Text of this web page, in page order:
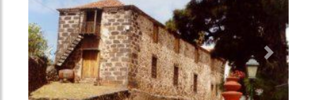
Previous Next